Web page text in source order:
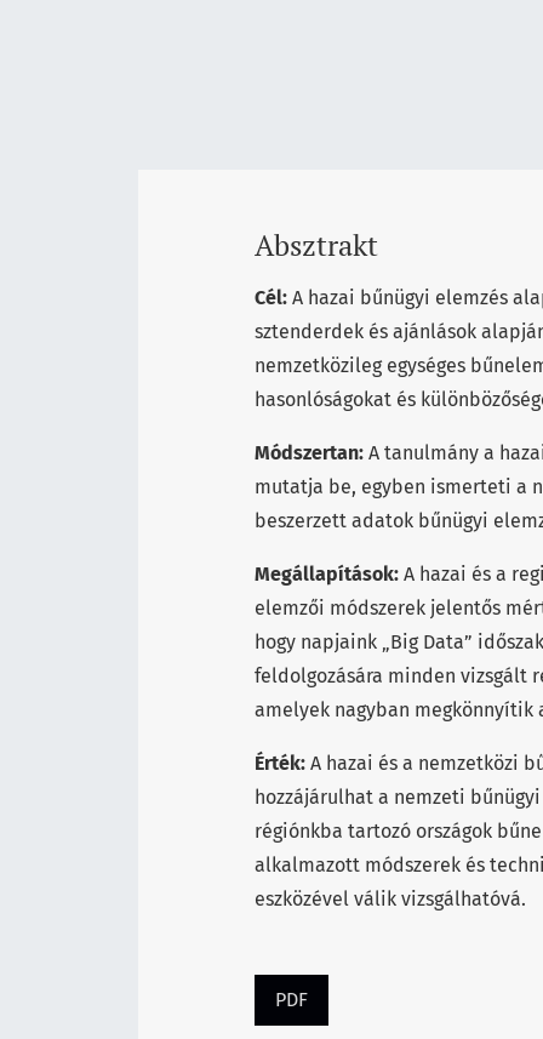
Absztrakt
Cél: A hazai bűnügyi elemzés
sztenderdek és ajánlások
nemzetközileg egységes
hasonlóságokat és
Módszertan: A tanulmány a
mutatja be, egyben ismerteti a
beszerzett adatok bűnügyi
Megállapítások: A hazai és a
elemzői módszerek jelentős
hogy napjaink „Big Data”
feldolgozására minden vizsgált
amelyek nagyban megkönnyítik
Érték: A hazai és a nemzetközi
hozzájárulhat a nemzeti
régiónkba tartozó országok
alkalmazott módszerek és
eszközével válik vizsgálhatóvá.
PDF